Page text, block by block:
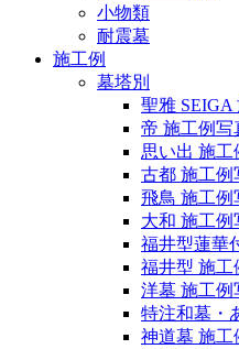
小物類
耐震墓
施工例
墓塔別
聖雅 SEIGA
帝 施工例写
思い出 施工
古都 施工例
飛鳥 施工例
大和 施工例
福井型蓮華
福井型 施工
洋墓 施工例
特注和墓・
神道墓 施工